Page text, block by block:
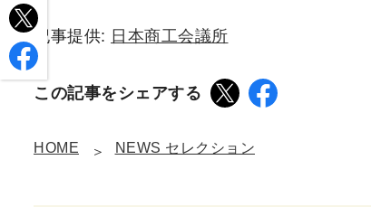
記事提供: 日本商工会議所
この記事をシェアする
HOME NEWS セレクション